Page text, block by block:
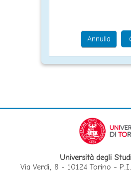
Annulla
Università degli
Via Verdi, 8 - 10124 Torino -